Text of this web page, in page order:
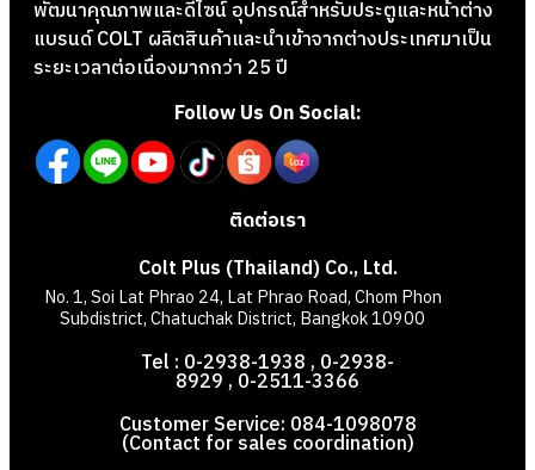
พัฒนาคุณภาพและดีไซน์ อุปกรณ์สำหรับประตูและหน้าต่าง
แบรนด์ COLT ผลิตสินค้าและนำเข้าจากต่างประเทศมาเป็น
ระยะเวลาต่อเนื่องมากกว่า 25 ปี
Follow Us On Social:
ติดต่อเรา
Colt Plus (Thailand) Co., Ltd.
No. 1, Soi Lat Phrao 24, Lat Phrao Road, Chom Phon
Subdistrict, Chatuchak District, Bangkok 10900
Tel : 0-2938-1938 , 0-2938-
8929 , 0-2511-3366
Customer Service: 084-1098078
(Contact for sales coordination)